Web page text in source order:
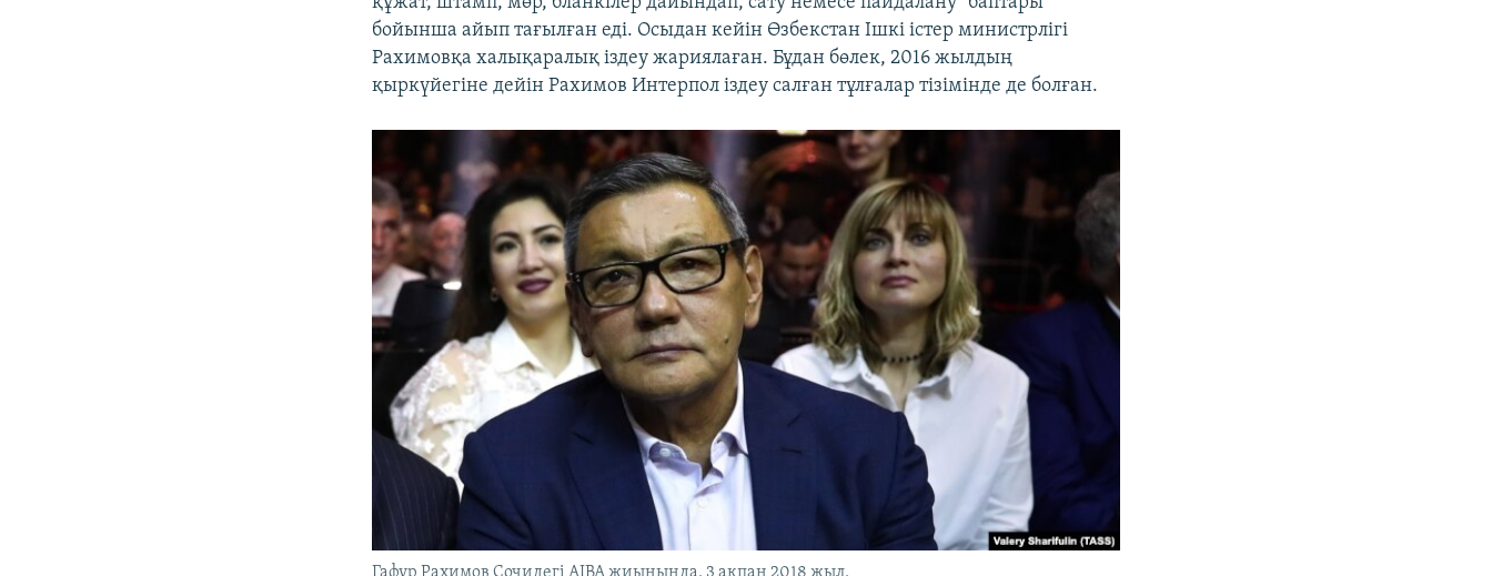
бойынша айып тағылған еді. Осыдан кейін Өзбекстан Ішкі істер министрлігі
Рахимовқа халықаралық іздеу жариялаған. Бұдан бөлек, 2016 жылдың
қыркүйегіне дейін Рахимов Интерпол іздеу салған тұлғалар тізімінде де болған.